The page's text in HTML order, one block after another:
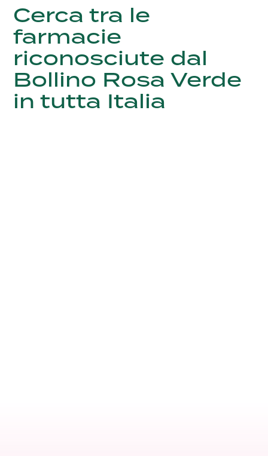
Cerca tra le
farmacie
riconosciute dal
Bollino Rosa Verde
in tutta Italia